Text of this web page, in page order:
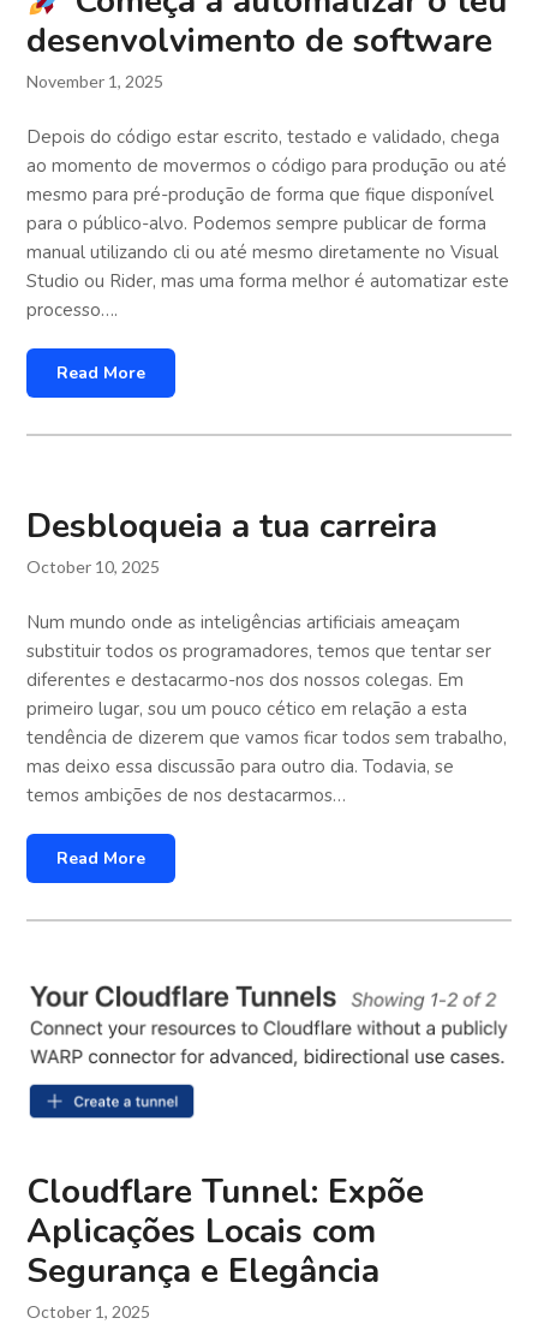
desenvolvimento de software
November 1, 2025
Depois do código estar escrito, testado e validado, chega
ao momento de movermos o código para produção ou até
mesmo para pré-produção de forma que fique disponível
para o público-alvo. Podemos sempre publicar de forma
manual utilizando cli ou até mesmo diretamente no Visual
Studio ou Rider, mas uma forma melhor é automatizar este
processo….
Read More
Desbloqueia a tua carreira
October 10, 2025
Num mundo onde as inteligências artificiais ameaçam
substituir todos os programadores, temos que tentar ser
diferentes e destacarmo-nos dos nossos colegas. Em
primeiro lugar, sou um pouco cético em relação a esta
tendência de dizerem que vamos ficar todos sem trabalho,
mas deixo essa discussão para outro dia. Todavia, se
temos ambições de nos destacarmos…
Read More
Cloudflare Tunnel: Expõe
Aplicações Locais com
Segurança e Elegância
October 1, 2025